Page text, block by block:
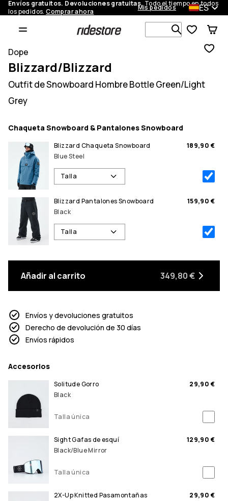
Envíos gratuitos. Devoluciones gratuitas.Todo el tiempo en todos
los pedidos.Comprar ahora Mis pedidos ES
Busca en
Dope
Blizzard/Blizzard
Outfit de Snowboard Hombre Bottle Green/Light
Grey
Chaqueta Snowboard & Pantalones Snowboard
Blizzard Chaqueta Snowboard
Blue Steel
189,90 €
Talla
Blizzard Pantalones Snowboard
Black
159,90 €
Talla
Añadir al carrito 349,80 €
Envíos y devoluciones gratuitos
Derecho de devolución de 30 días
Envíos rápidos
Accesorios
Solitude Gorro
Black
29,90 €
Talla única
Sight Gafas de esquí
Black/Blue Mirror
129,90 €
Talla única
2X-Up Knitted Pasamontañas
29,90 €